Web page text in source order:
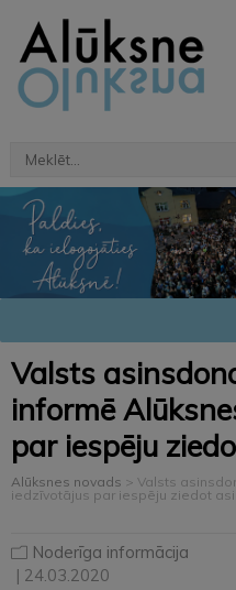
Valsts
informē
par iespēju
Alūksnes novads > Valsts
iedzīvotājus par iespēju ziedot
Noderīga informācija
| 24.03.2020